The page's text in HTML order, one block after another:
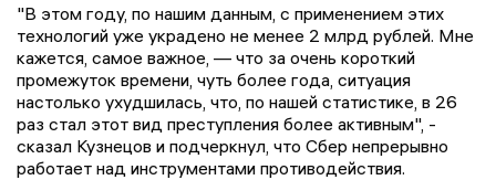
"В этом году, по нашим данным, с применением этих
технологий уже украдено не менее 2 млрд рублей. Мне
кажется, самое важное, — что за очень короткий
промежуток времени, чуть более года, ситуация
настолько ухудшилась, что, по нашей статистике, в 26
раз стал этот вид преступления более активным", -
сказал Кузнецов и подчеркнул, что Сбер непрерывно
работает над инструментами противодействия.